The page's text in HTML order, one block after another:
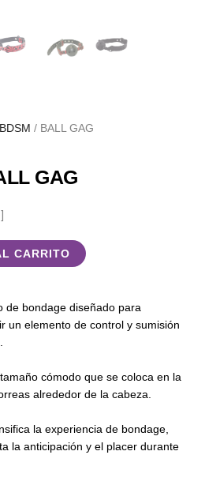
BDSM / BALL GAG
GAG
CARRITO
de bondage diseñado para
un elemento de control y sumisión
cómodo que se coloca en la
alrededor de la cabeza.
la experiencia de bondage,
la anticipación y el placer durante